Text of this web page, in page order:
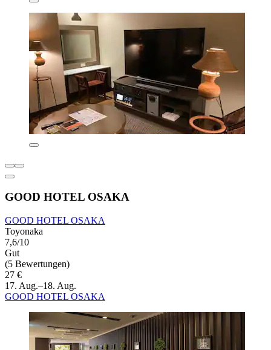
GOOD HOTEL OSAKA
GOOD HOTEL OSAKA
Toyonaka
7,6/10
Gut
(5 Bewertungen)
27 €
17. Aug.–18. Aug.
GOOD HOTEL OSAKA